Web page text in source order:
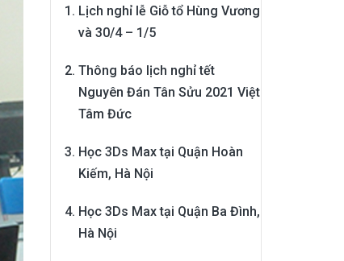
Lịch nghỉ lễ Giỗ tổ Hùng Vương
và 30/4 – 1/5
Thông báo lịch nghỉ tết
Nguyên Đán Tân Sửu 2021 Việt
Tâm Đức
Học 3Ds Max tại Quận Hoàn
Kiếm, Hà Nội
Học 3Ds Max tại Quận Ba Đình,
Hà Nội